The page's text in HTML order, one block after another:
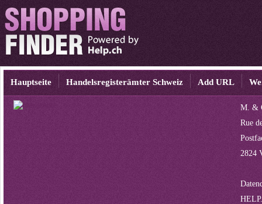
Hauptseite Handelsregisterämter Schweiz Add URL
M. &
Rue
2824